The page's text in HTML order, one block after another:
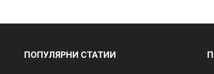
ПОПУЛЯРНИ СТАТИИ